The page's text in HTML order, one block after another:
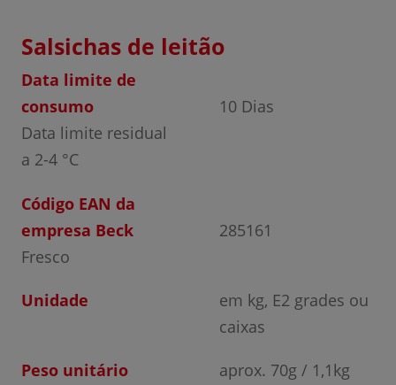
Salsichas de leitão
Data limite de
consumo
Data limite residual
a 2-4 °C
10 Dias
Código EAN da
empresa Beck
Fresco
285161
Unidade
em kg, E2 grades ou
caixas
Peso unitário
aprox. 70g / 1,1kg